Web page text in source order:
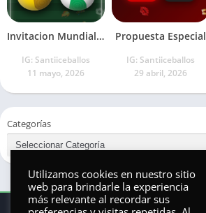
Invitacion Mundialista
IG: Santiiceballos
11 mayo, 2026
Propuesta Especial
IG: Santiiceballos
29 abril, 2026
Categorías
Utilizamos cookies en nuestro sitio
web para brindarle la experiencia
más relevante al recordar sus